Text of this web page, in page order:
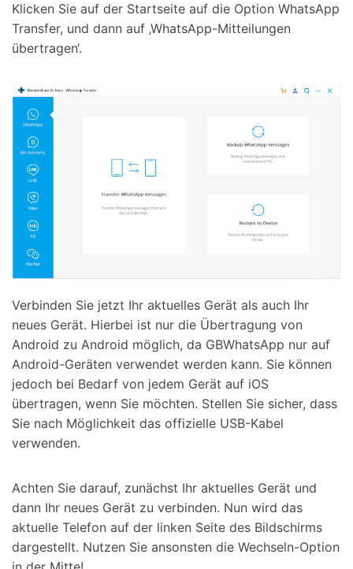
Klicken Sie auf der Startseite auf die Option WhatsApp
Transfer, und dann auf ‚WhatsApp-Mitteilungen
übertragen‘.
Verbinden Sie jetzt Ihr aktuelles Gerät als auch Ihr
neues Gerät. Hierbei ist nur die Übertragung von
Android zu Android möglich, da GBWhatsApp nur auf
Android-Geräten verwendet werden kann. Sie können
jedoch bei Bedarf von jedem Gerät auf iOS
übertragen, wenn Sie möchten. Stellen Sie sicher, dass
Sie nach Möglichkeit das offizielle USB-Kabel
verwenden.
Achten Sie darauf, zunächst Ihr aktuelles Gerät und
dann Ihr neues Gerät zu verbinden. Nun wird das
aktuelle Telefon auf der linken Seite des Bildschirms
dargestellt. Nutzen Sie ansonsten die Wechseln-Option